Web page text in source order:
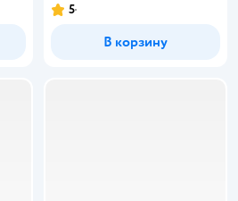
5
В корзину